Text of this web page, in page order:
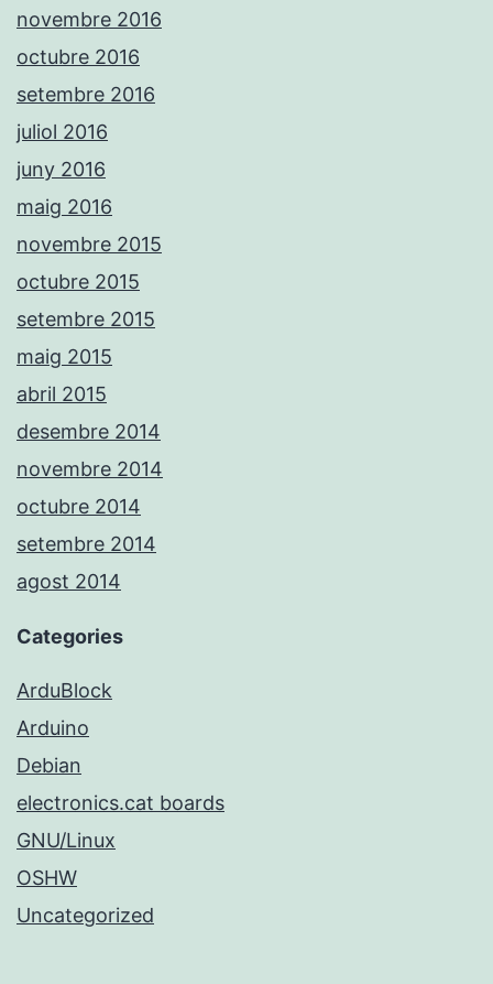
novembre 2016
octubre 2016
setembre 2016
juliol 2016
juny 2016
maig 2016
novembre 2015
octubre 2015
setembre 2015
maig 2015
abril 2015
desembre 2014
novembre 2014
octubre 2014
setembre 2014
agost 2014
Categories
ArduBlock
Arduino
Debian
electronics.cat boards
GNU/Linux
OSHW
Uncategorized